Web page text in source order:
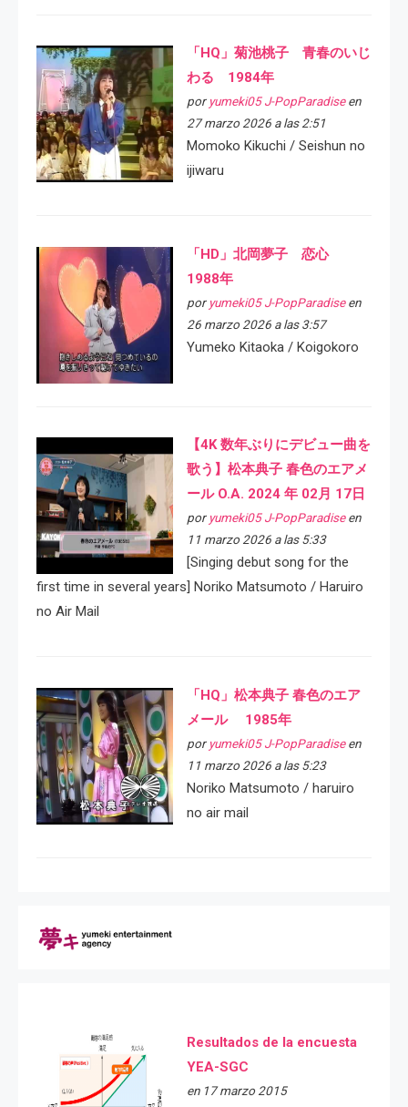
「HQ」菊池桃子 青春のいじ
わる 1984年
por yumeki05 J-PopParadiseen
27 marzo 2026 a las 2:51
Momoko Kikuchi / Seishun no
ijiwaru
「HD」北岡夢子 恋心
1988年
por yumeki05 J-PopParadiseen
26 marzo 2026 a las 3:57
Yumeko Kitaoka / Koigokoro
【4K 数年ぶりにデビュー曲を
歌う】松本典子 春色のエアメ
ール O.A. 2024 年 02月 17日
por yumeki05 J-PopParadiseen
11 marzo 2026 a las 5:33
[Singing debut song for the
first time in several years] Noriko Matsumoto / Haruiro
no Air Mail
「HQ」松本典子 春色のエア
メール 1985年
por yumeki05 J-PopParadiseen
11 marzo 2026 a las 5:23
Noriko Matsumoto / haruiro
no air mail
Resultados de la encuesta
YEA-SGC
en 17 marzo 2015